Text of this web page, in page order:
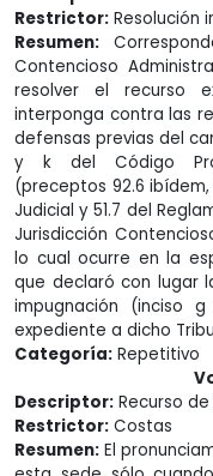
Restrictor: Resolución
Resumen:
Contencioso
resolver el recurso
interponga contra las
defensas previas del
y k del Código
(preceptos 92.6
Judicial y 51.7 del
Jurisdicción
lo cual ocurre en la
que declaró con lugar
impugnación (inciso
expediente a dicho
Categoría: Repetitivo
Descriptor: Recurso
Restrictor: Costas
Resumen: El